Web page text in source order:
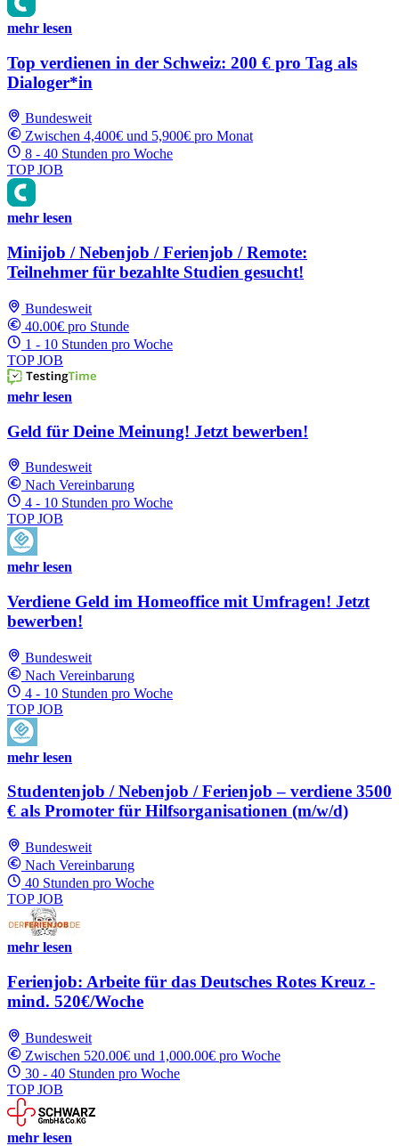
mehr lesen
Top verdienen in der Schweiz: 200 € pro Tag als
Dialoger*in
Bundesweit
Zwischen 4,400€ und 5,900€ pro Monat
8 - 40 Stunden pro Woche
TOP JOB
mehr lesen
Minijob / Nebenjob / Ferienjob / Remote:
Teilnehmer für bezahlte Studien gesucht!
Bundesweit
40.00€ pro Stunde
1 - 10 Stunden pro Woche
TOP JOB
mehr lesen
Geld für Deine Meinung! Jetzt bewerben!
Bundesweit
Nach Vereinbarung
4 - 10 Stunden pro Woche
TOP JOB
mehr lesen
Verdiene Geld im Homeoffice mit Umfragen! Jetzt
bewerben!
Bundesweit
Nach Vereinbarung
4 - 10 Stunden pro Woche
TOP JOB
mehr lesen
Studentenjob / Nebenjob / Ferienjob – verdiene 3500
€ als Promoter für Hilfsorganisationen (m/w/d)
Bundesweit
Nach Vereinbarung
40 Stunden pro Woche
TOP JOB
mehr lesen
Ferienjob: Arbeite für das Deutsches Rotes Kreuz -
mind. 520€/Woche
Bundesweit
Zwischen 520.00€ und 1,000.00€ pro Woche
30 - 40 Stunden pro Woche
TOP JOB
mehr lesen